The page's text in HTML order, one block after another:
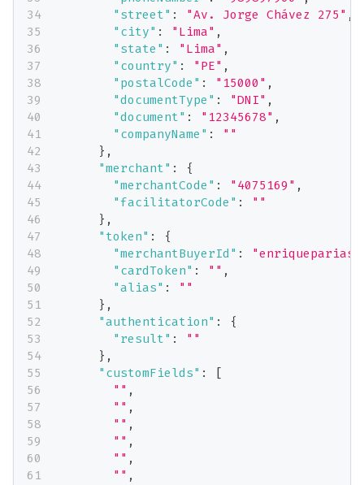
"street" : "Av. Jorge Chávez 275" ,
"city" : "Lima" ,
"state" : "Lima" ,
"country" : "PE" ,
"postalCode" : "15000" ,
"documentType" : "DNI" ,
"document" : "12345678" ,
"companyName" :
""
} ,
"merchant" :
{
"merchantCode" : "4075169" ,
"facilitatorCode" :
""
} ,
"token" :
{
"merchantBuyerId" :
"cardToken" : "" ,
"alias" :
""
} ,
"authentication" :
{
"result" :
""
} ,
"customFields" :
[
"" ,
"" ,
"" ,
"" ,
"" ,
"" ,